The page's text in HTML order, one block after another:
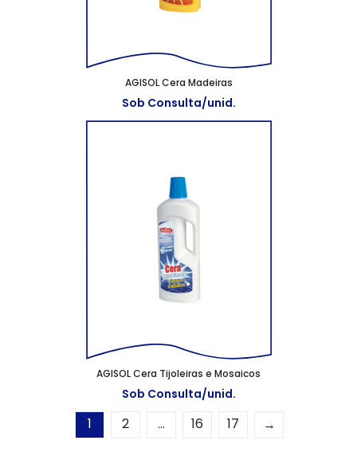
AGISOL Cera Madeiras
Sob Consulta/unid.
AGISOL Cera Tijoleiras e Mosaicos
Sob Consulta/unid.
1 2 … 16 17 →